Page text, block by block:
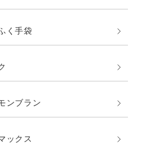
く手袋
ンブラン
ックス